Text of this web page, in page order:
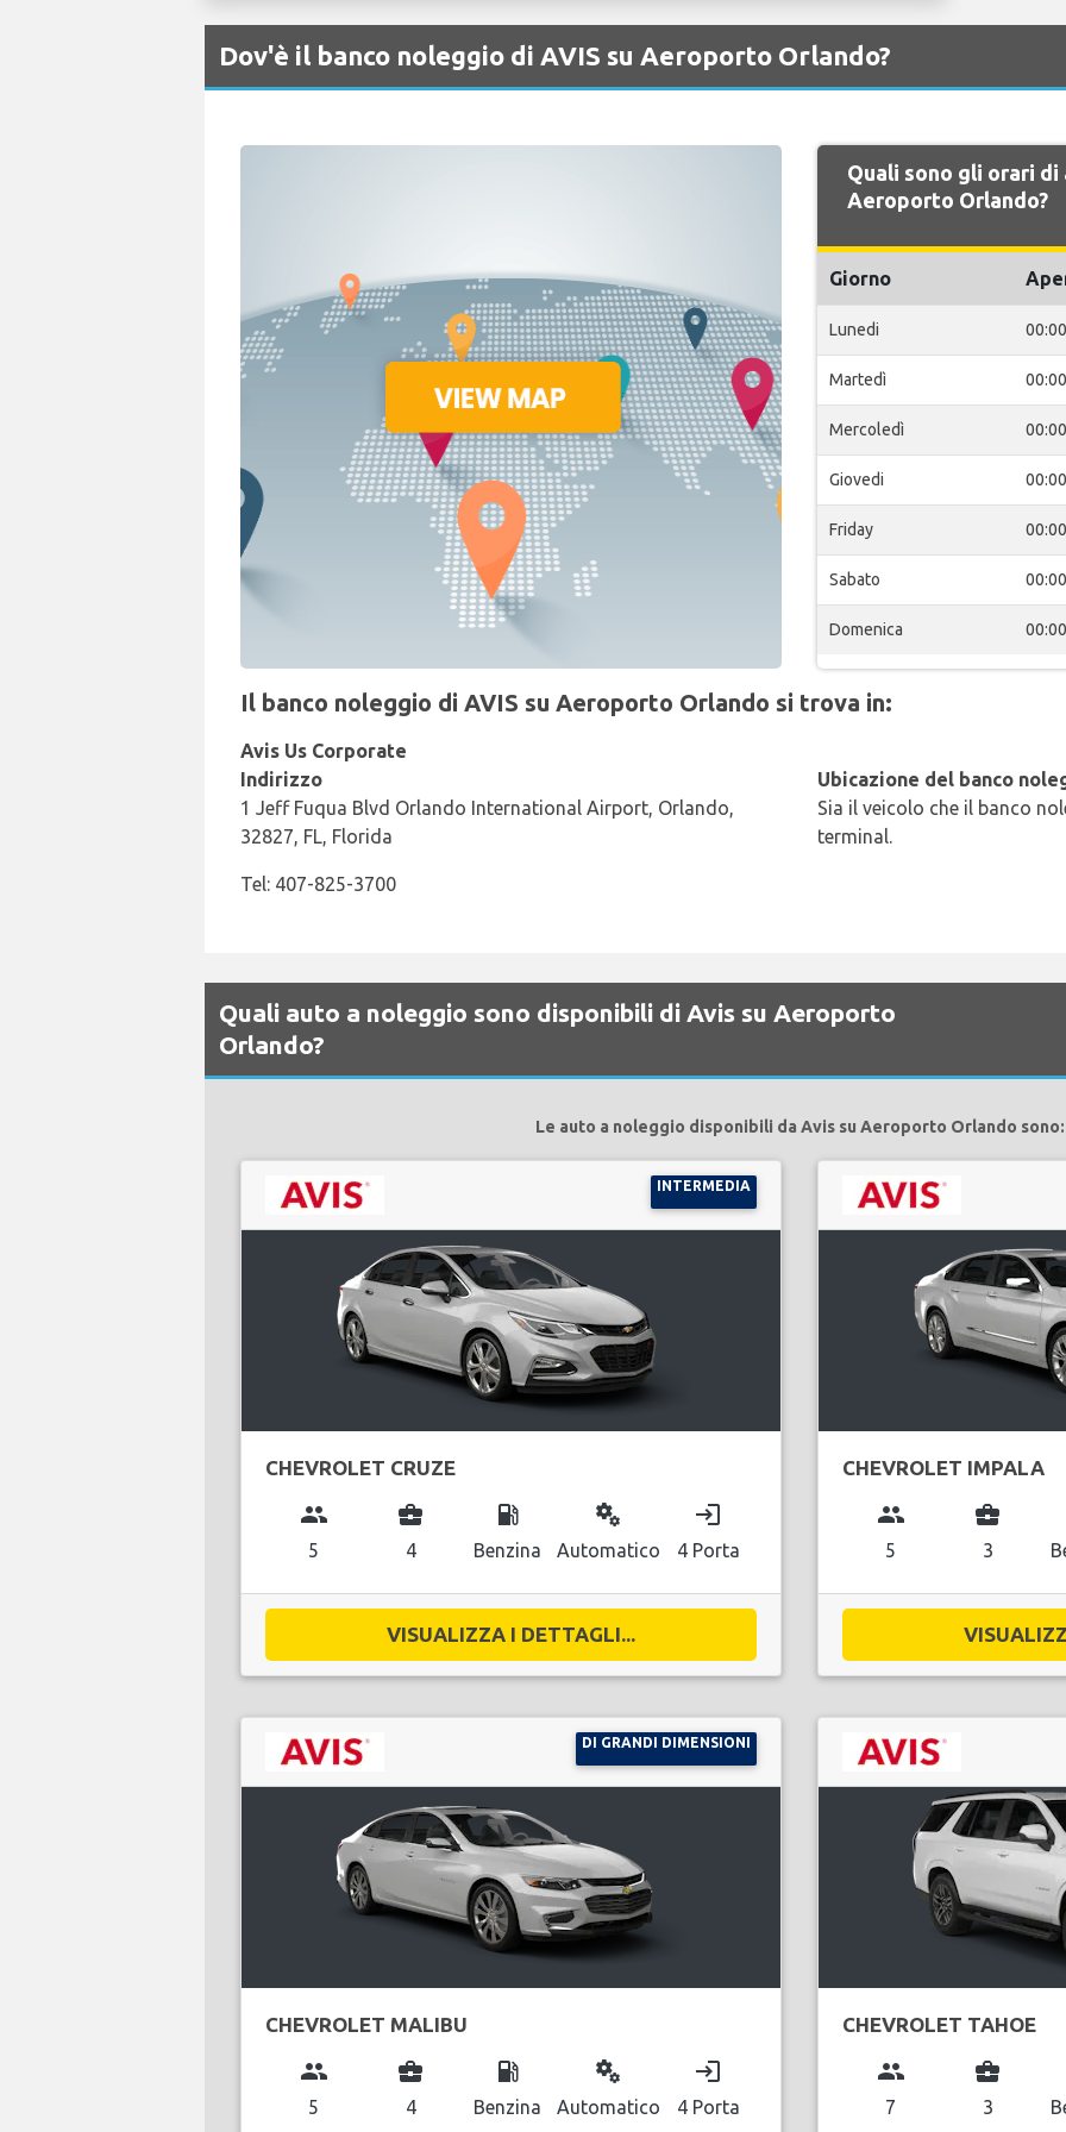
Dov'è il banco noleggio di AVIS su Aeroporto Orlando?
Quali sono gli orari di
Aeroporto Orlando?
Giorno
Lunedi 00:00
Martedì 00:00
Mercoledì 00:00
Giovedi 00:00
Friday 00:00
Sabato 00:00
Domenica 00:00
Il banco noleggio di AVIS su Aeroporto Orlando si trova in:
Avis Us Corporate
Indirizzo
1 Jeff Fuqua Blvd Orlando International Airport, Orlando,
32827, FL, Florida
Tel: 407-825-3700
Ubicazione del banco
Sia il veicolo che il banco
terminal.
Quali auto a noleggio sono disponibili di Avis su Aeroporto
Orlando?
Le auto a noleggio disponibili da Avis su Aeroporto Orlando sono:
INTERMEDIA
CHEVROLET CRUZE
group
5
business_center
4
local_gas_station
Benzina
miscellaneous_services
Automatico
login
4 Porta
VISUALIZZA I DETTAGLI...
CHEVROLET IMPALA
group
5
business_center
3
DI GRANDI DIMENSIONI
CHEVROLET MALIBU
group
5
business_center
4
local_gas_station
Benzina
miscellaneous_services
Automatico
login
4 Porta
CHEVROLET TAHOE
group
7
business_center
3